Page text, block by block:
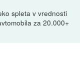
spleta v vrednosti
za 20.000+